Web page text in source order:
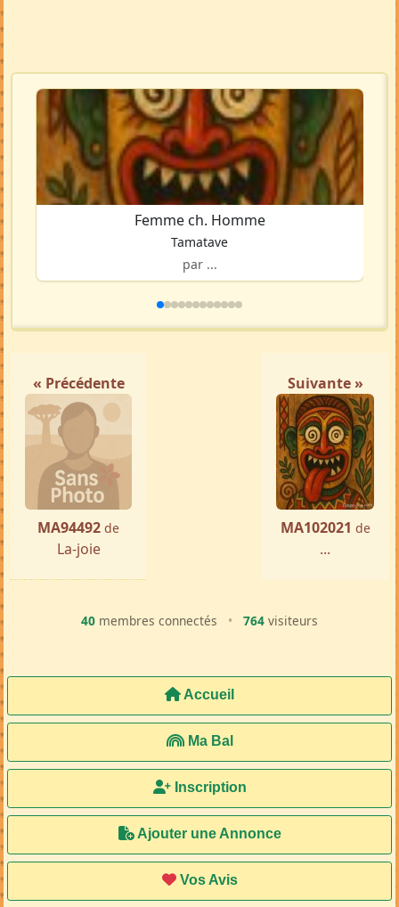
Femme ch. Homme
Tamatave
par ...
« Précédente
MA94492 de
La-joie
Suivante »
MA102021 de
...
40 membres connectés • 764 visiteurs
Accueil
Ma Bal
Inscription
Ajouter une Annonce
Vos Avis